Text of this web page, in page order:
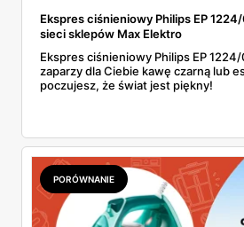
Ekspres ciśnieniowy Philips EP
sieci sklepów Max Elektro
Ekspres ciśnieniowy Philips EP
zaparzy dla Ciebie kawę czarną lub
poczujesz, że świat jest piękny!
PORÓWNANIE